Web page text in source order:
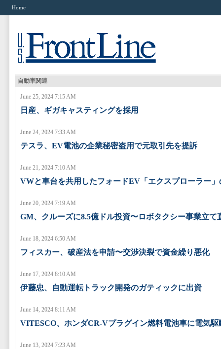
Home
自動車関連
June 25, 2024 7:15 AM
日産、ギガキャスティングを採用
June 24, 2024 7:33 AM
テスラ、EV電池の企業秘密盗用で元取引先を提訴
June 21, 2024 7:10 AM
VWと車台を共用したフォードEV「エクスプローラー」
June 20, 2024 7:19 AM
GM、クルーズに8.5億ドル投資〜ロボタクシー事業立て
June 18, 2024 6:50 AM
フィスカー、破産法を申請〜交渉決裂で資金繰り悪化
June 17, 2024 8:10 AM
伊藤忠、自動運転トラック開発のガティックに出資
June 14, 2024 8:11 AM
VITESCO、ホンダCR-Vプラグイン燃料電池車に電気駆
June 13, 2024 7:23 AM